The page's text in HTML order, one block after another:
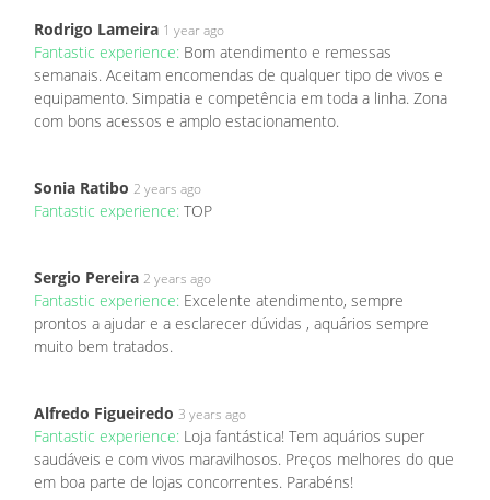
Rodrigo Lameira 1 year ago
Fantastic experience: Bom atendimento e remessas
semanais. Aceitam encomendas de qualquer tipo de vivos e
equipamento. Simpatia e competência em toda a linha. Zona
com bons acessos e amplo estacionamento.
Sonia Ratibo 2 years ago
Fantastic experience: TOP
Sergio Pereira 2 years ago
Fantastic experience: Excelente atendimento, sempre
prontos a ajudar e a esclarecer dúvidas , aquários sempre
muito bem tratados.
Alfredo Figueiredo 3 years ago
Fantastic experience: Loja fantástica! Tem aquários super
saudáveis e com vivos maravilhosos. Preços melhores do que
em boa parte de lojas concorrentes. Parabéns!